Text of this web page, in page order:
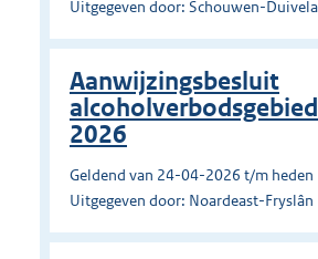
Uitgegeven door: Schouwen-
Aanwijzingsbesluit
2026
Geldend van 24-04-2026 t/m heden
Uitgegeven door: Noardeast-Fryslân